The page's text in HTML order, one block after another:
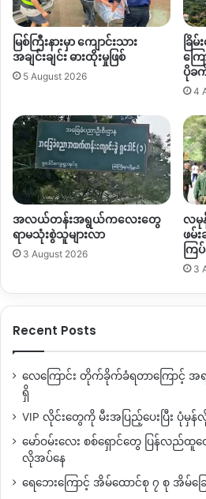
မြစ်ကြီးနားမှာ ကျောင်းသား
အချင်းချင်း ဓားထိုးမှုဖြစ်
5 August 2026
ခြိ
ကြ
ပိုခ
4
အလယ်တန်းအရွယ်ကလေးတွေ
ရာမသုံးစွဲသူများလာ
3 August 2026
လမု
ဖမ်
ကြ
3
Recent Posts
လေကြောင်း တိုက်ခိုက်ခံရတာကြောင့် အ
ရှိ
VIP လိုင်းတွေကို မီးအပြည့်ပေးပြီး ပုံမှ
မော်ဝမ်းလေး စစ်ရှောင်တွေ ပြန်လ
လိုအပ်နေ
ရေဘေးကြောင့် အိမ်ထောင်စု ၇ စု အိမ်ခြ